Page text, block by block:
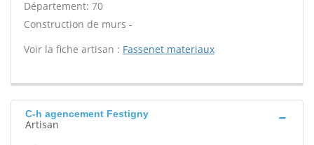
Département: 70
Construction de murs -
Voir la fiche artisan : Fassenet materiaux
C-h agencement Festigny
Artisan